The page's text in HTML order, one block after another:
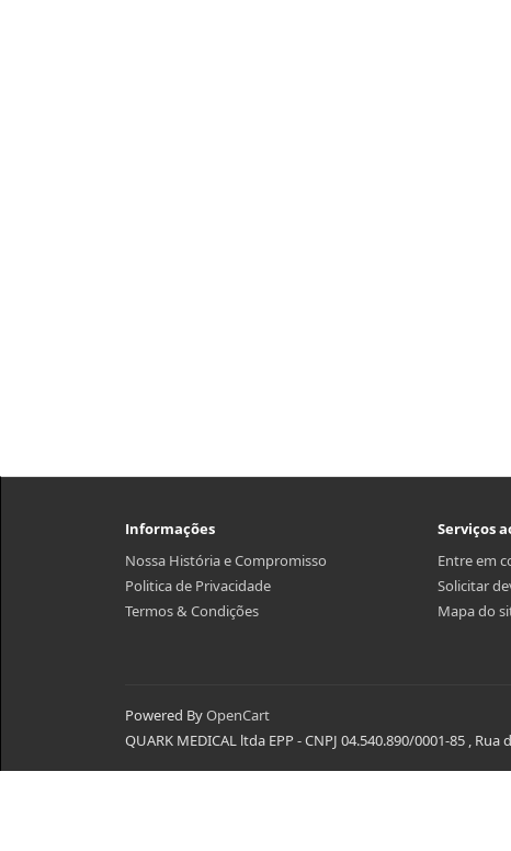
Informações
Nossa História e Compromisso
Politica de Privacidade
Termos & Condições
Serviços
Entre em
Solicitar
Mapa do
Powered ByOpenCart
QUARK MEDICAL ltda EPP - CNPJ 04.540.890/0001-85 ,